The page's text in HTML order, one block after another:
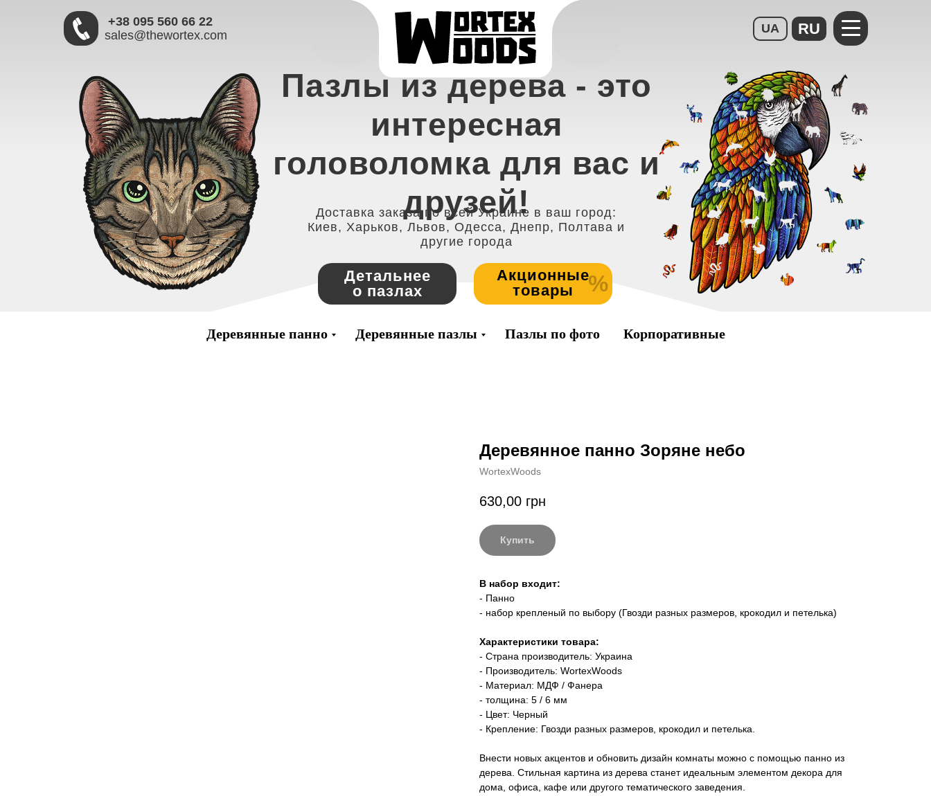
Акционные
товары
%
Пазлы из дерева - это
интересная
головоломка для вас и
друзей!
Доставка заказа по всей Украине в ваш город:
Киев, Харьков, Львов, Одесса, Днепр, Полтава и
другие города
Детальнее
о пазлах
+38 095 560 66 22
sales@thewortex.com
UA RU
Деревянные панно Деревянные пазлы Пазлы по фото Корпоративные
Деревянное панно Зоряне небо
WortexWoods
630,00 грн
Купить
В набор входит:
- Панно
- набор крепленый по выбору (Гвозди разных размеров, крокодил и петелька)
Характеристики товара:
- Страна производитель: Украина
- Производитель: WortexWoods
- Материал: МДФ / Фанера
- толщина: 5 / 6 мм
- Цвет: Черный
- Крепление: Гвозди разных размеров, крокодил и петелька.
Внести новых акцентов и обновить дизайн комнаты можно с помощью панно из
дерева. Стильная картина из дерева станет идеальным элементом декора для
дома, офиса, кафе или другого тематического заведения.